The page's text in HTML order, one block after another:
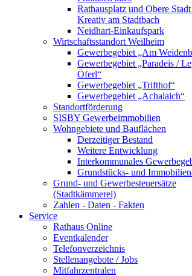
Rathausplatz und Obere
Kreativ am Stadtbach
Neidhart-Einkaufspark
Wirtschaftsstandort Weilheim
Gewerbegebiet „Am
Gewerbegebiet „Paradeis /
Öferl“
Gewerbegebiet „Trifthof“
Gewerbegebiet „Achalaich“
Standortförderung
SISBY Gewerbeimmobilien
Wohngebiete und Bauflächen
Derzeitiger Bestand
Weitere Entwicklung
Interkommunales
Grundstücks- und
Grund- und Gewerbesteuersätze
(Stadtkämmerei)
Zahlen - Daten - Fakten
Service
Rathaus Online
Eventkalender
Telefonverzeichnis
Stellenangebote / Jobs
Mitfahrzentralen